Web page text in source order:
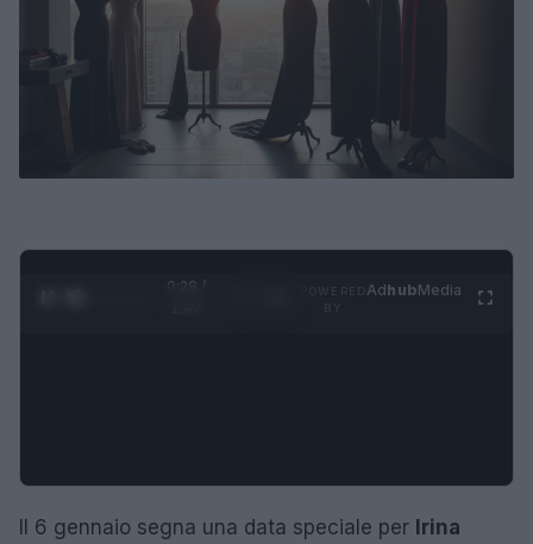
0:29 /
AdhubMedia
Il 6 gennaio segna una data speciale per Irina